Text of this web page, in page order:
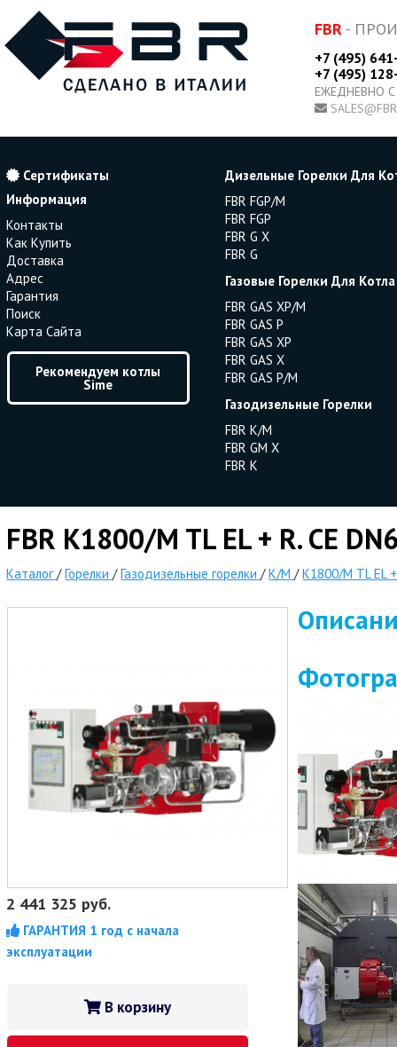
FBR -
+7 (495)
+7 (495)
ЕЖЕДНЕВНО
Сертификаты
Информация
Контакты
Как Купить
Доставка
Адрес
Гарантия
Поиск
Карта Сайта
Рекомендуем котлы
Sime
Дизельные Горелки Для
FBR FGP/M
FBR FGP
FBR G X
FBR G
Газовые Горелки Для Котла
FBR GAS XP/M
FBR GAS P
FBR GAS XP
FBR GAS X
FBR GAS P/M
Газодизельные Горелки
FBR K/M
FBR GM X
FBR K
FBR K1800/M TL EL + R. CE
Каталог /Горелки /Газодизельные горелки /K/M /K1800/M TL EL
2 441 325 руб.
ГАРАНТИЯ 1 год с начала
эксплуатации
В корзину